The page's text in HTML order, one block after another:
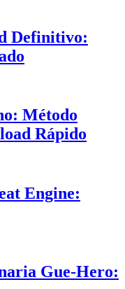
Definitivo:
Método
Rápido
Engine:
Gue-Hero: